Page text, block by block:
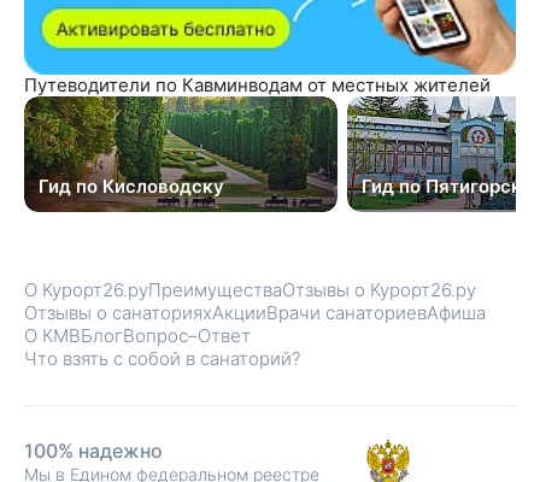
Путеводители по Кавминводам от местных жителей
Гид по Кисловодску Гид по Пятигорску
О Курорт26.руПреимуществаОтзывы о Курорт26.ру
Отзывы о санаторияхАкцииВрачи санаториевАфиша
О КМВБлогВопрос–Ответ
Что взять с собой в санаторий?
100% надежно
Мы в Едином федеральном реестре